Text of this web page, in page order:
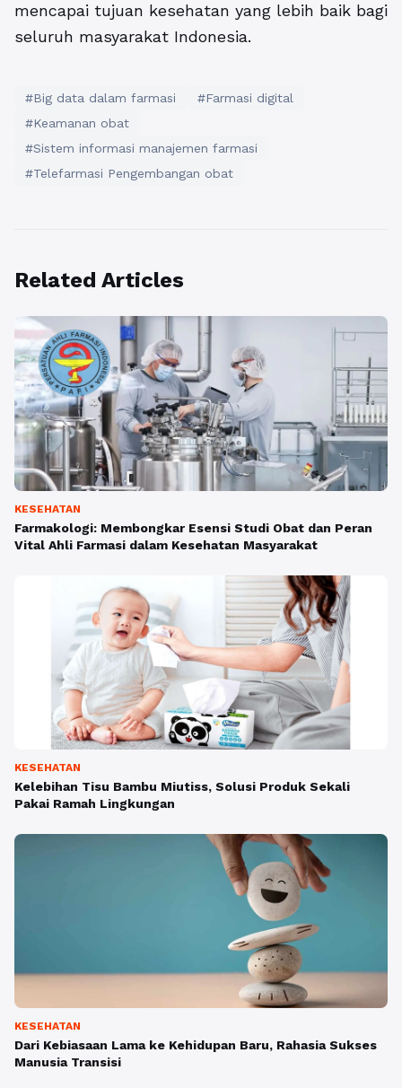
mencapai tujuan kesehatan yang lebih baik bagi
seluruh masyarakat Indonesia.
#Big data dalam farmasi
#Farmasi digital
#Keamanan obat
#Sistem informasi manajemen farmasi
#Telefarmasi Pengembangan obat
Related Articles
KESEHATAN
Farmakologi: Membongkar Esensi Studi Obat dan Peran
Vital Ahli Farmasi dalam Kesehatan Masyarakat
KESEHATAN
Kelebihan Tisu Bambu Miutiss, Solusi Produk Sekali
Pakai Ramah Lingkungan
KESEHATAN
Dari Kebiasaan Lama ke Kehidupan Baru, Rahasia Sukses
Manusia Transisi